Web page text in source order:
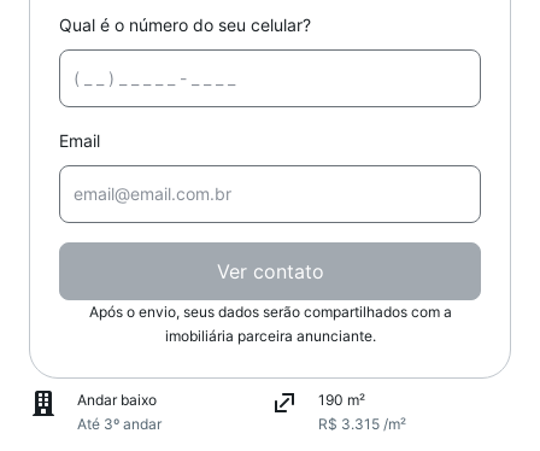
Qual é o número do seu celular?
Email
Ver contato
Após o envio, seus dados serão compartilhados com a
imobiliária parceira anunciante.
Andar baixo
Até 3º andar
190 m²
R$ 3.315 /m²